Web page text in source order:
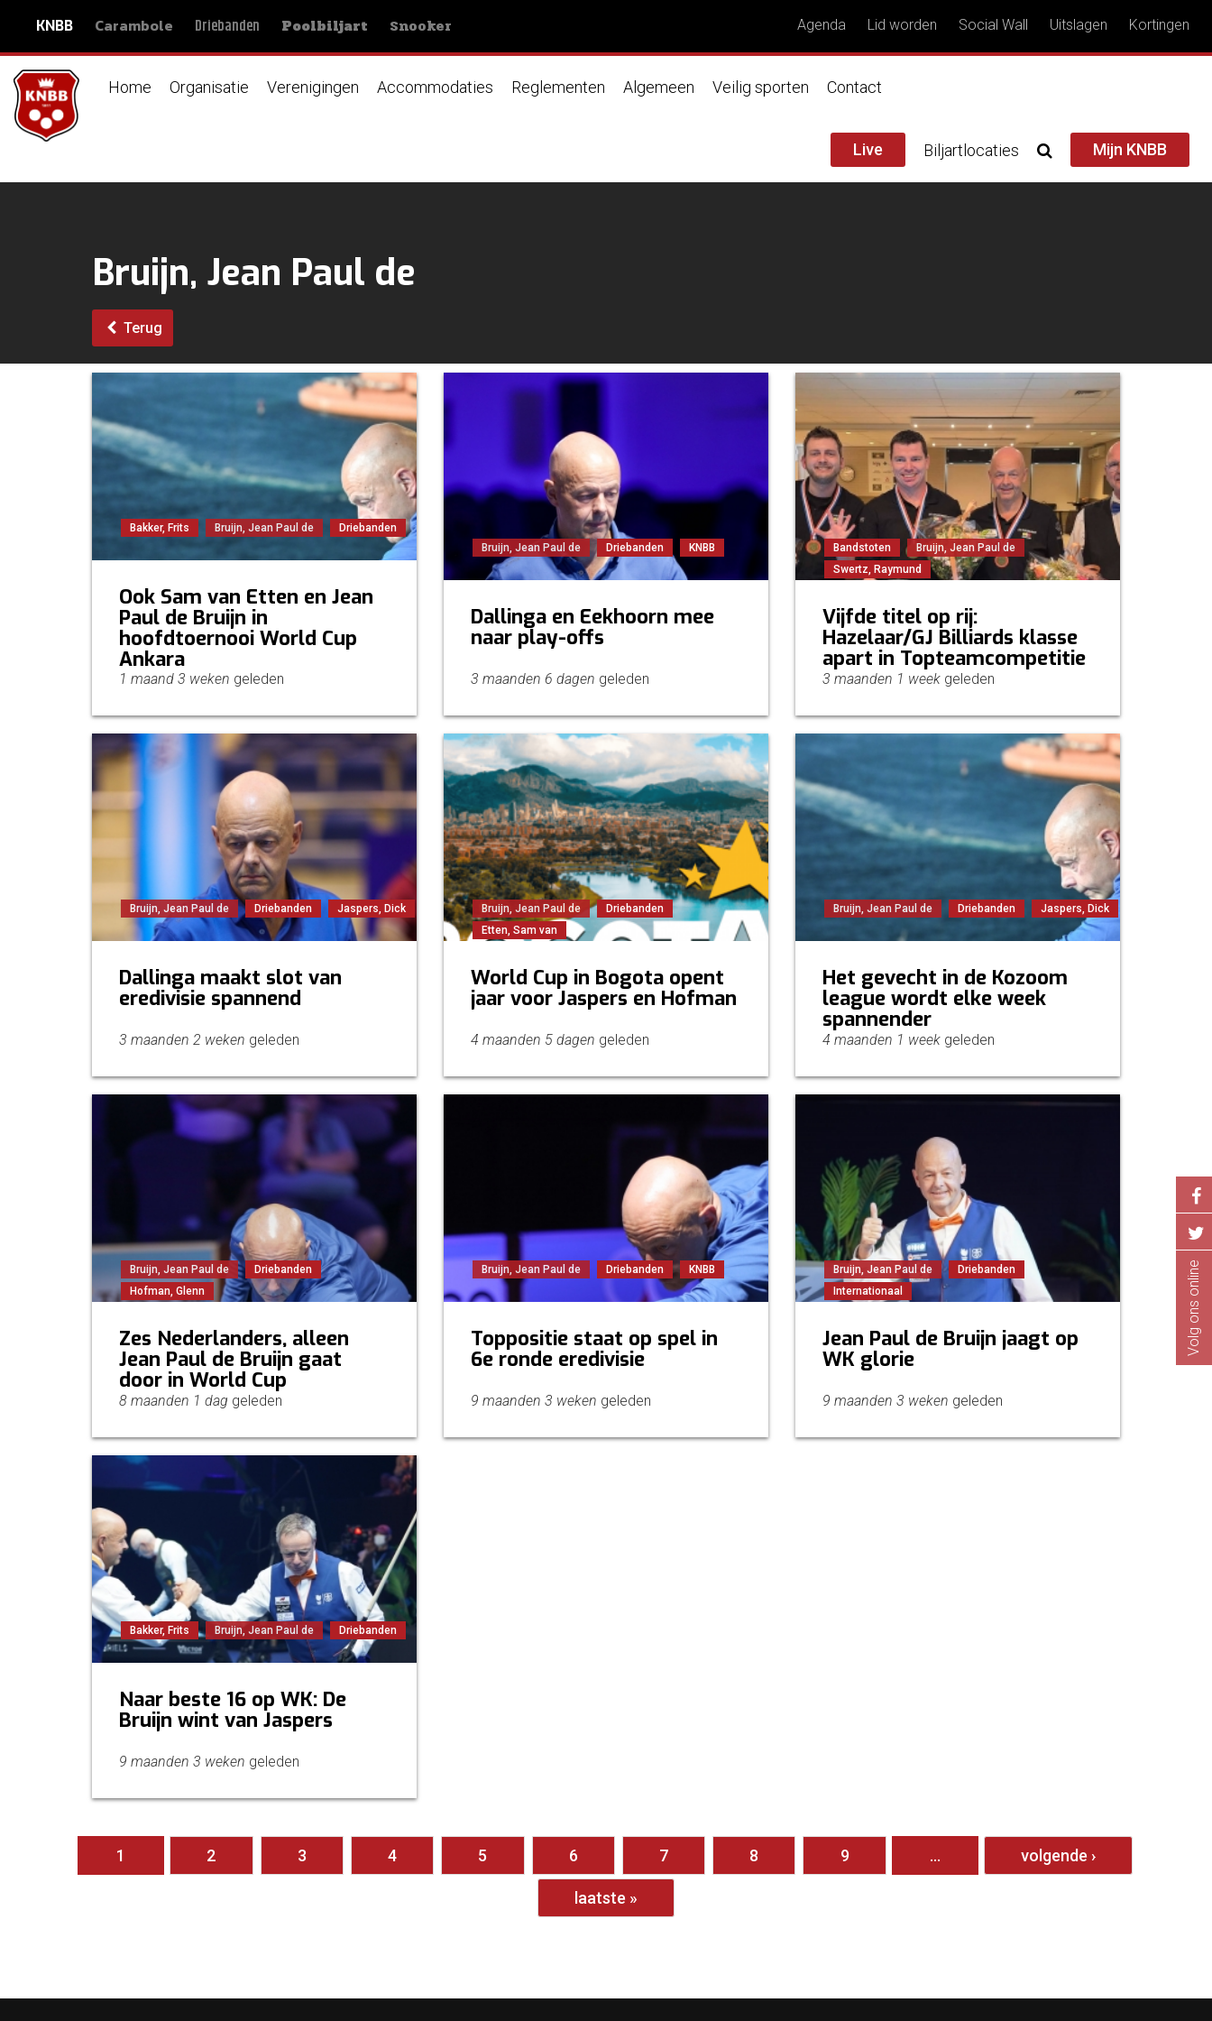
KNBB Carambole Driebanden Poolbiljart Snooker Agenda Lid worden Social Wall Uitslagen Kortingen
Home Organisatie Verenigingen Accommodaties Reglementen Algemeen Veilig sporten Contact
Live Biljartlocaties Mijn KNBB
Bruijn, Jean Paul de
Terug
Bakker, Frits Bruijn, Jean Paul de Driebanden
Ook Sam van Etten en Jean
Paul de Bruijn in
hoofdtoernooi World Cup
Ankara
1 maand 3 weken geleden
Bruijn, Jean Paul de Driebanden KNBB
Dallinga en Eekhoorn mee
naar play-offs
3 maanden 6 dagen geleden
Bandstoten
Bruijn, Jean Paul de
Swertz, Raymund
Vijfde titel op rij:
Hazelaar/GJ Billiards klasse
apart in Topteamcompetitie
3 maanden 1 weekgeleden
Bruijn, Jean Paul de Driebanden Jaspers, Dick
Dallinga maakt slot van
eredivisie spannend
3 maanden 2 weken geleden
Bruijn, Jean Paul de
Driebanden
Etten, Sam van
World Cup in Bogota opent
jaar voor Jaspers en Hofman
4 maanden 5 dagen geleden
Bruijn, Jean Paul de Driebanden Jaspers, Dick
Het gevecht in de Kozoom
league wordt elke week
spannender
4 maanden 1 weekgeleden
Bruijn, Jean Paul de
Driebanden
Hofman, Glenn
Zes Nederlanders, alleen
Jean Paul de Bruijn gaat
door in World Cup
8 maanden 1 dag geleden
Bruijn, Jean Paul de Driebanden KNBB
Toppositie staat op spel in
6e ronde eredivisie
9 maanden 3 weken geleden
Bruijn, Jean Paul de
Driebanden
Internationaal
Jean Paul de Bruijn jaagt op
WK glorie
9 maanden 3 weken geleden
Bakker, Frits Bruijn, Jean Paul de Driebanden
Naar beste 16 op WK: De
Bruijn wint van Jaspers
9 maanden 3 weken geleden
1
2 3 4 5 6 7 8 9 … volgende ›
laatste »
Volg ons online